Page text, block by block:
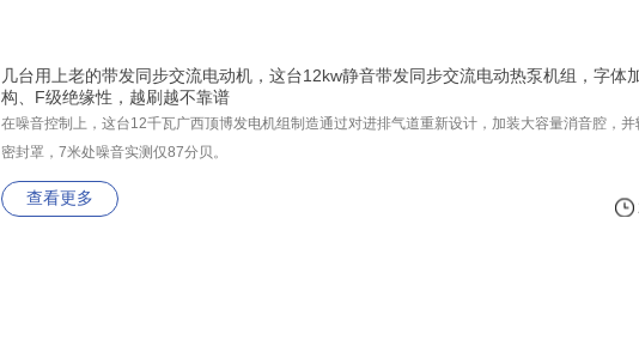
几台用上老的带发同步交流电动机，这台12kw静音带发同步交流电动热泵机组，字体
构、F级绝缘性，越刷越不靠谱
在噪音控制上，这台12千瓦广西顶博发电机组制造通过对进排气道重新设计，加装大容量消音腔，
密封罩，7米处噪音实测仅87分贝。
查看更多